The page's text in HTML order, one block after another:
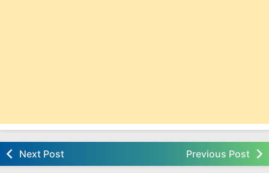
Next Post Previous Post